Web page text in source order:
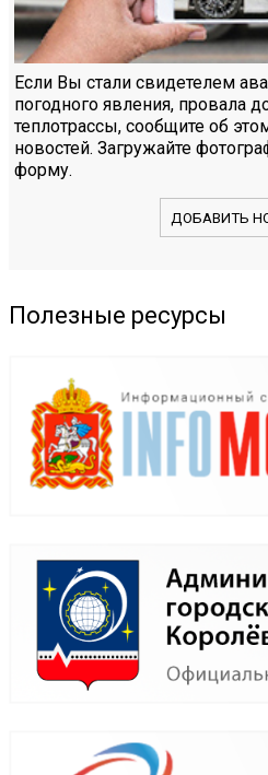
Если Вы стали свидетелем
погодного явления, провала
теплотрассы, сообщите об
новостей. Загружайте
форму.
ДОБАВИТЬ
Полезные ресурсы